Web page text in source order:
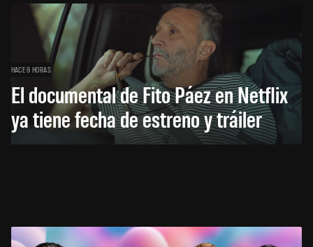
HACE 9 HORAS
El documental de Fito Páez en Netflix
ya tiene fecha de estreno y tráiler